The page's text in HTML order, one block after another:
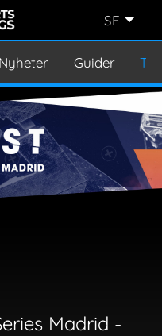
Nyheter Guider
SE
(EN)
(SE)
(FI)
(JP)
Madrid -